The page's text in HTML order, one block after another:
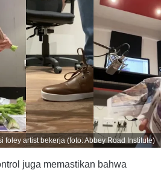
foley artist bekerja (foto: Abbey Road Institute)
juga memastikan bahwa